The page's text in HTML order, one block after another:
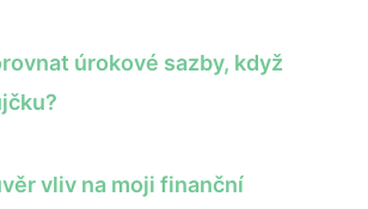
úrokové sazby, když
vliv na moji finanční